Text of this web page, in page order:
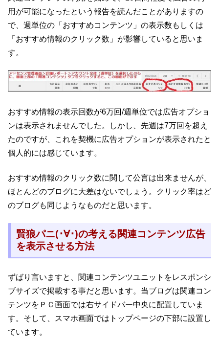
用が可能になったという報告を読んだことがありますの
で、週単位の「おすすめコンテンツ」の表示数もしくは
「おすすめ情報のクリック数」が影響していると思いま
す。
おすすめ情報の表示回数が6万回/週単位では広告オプショ
ンは表示されませんでした。しかし、先週は7万回を超え
たのですが、これを契機に広告オプションが表示されたと
個人的には感じています。
おすすめ情報のクリック数に関して公言は出来ませんが、
ほとんどのブログに大差はないでしょう。クリック率はど
のブログも同じようなものだと思います。
賢狼パニ(･∀･)の考える関連コンテンツ広告
を表示させる方法
ずばり言いますと、関連コンテンツユニットをレスポンシ
ブサイズで掲載する事だと思います。当ブログは関連コン
テンツをＰＣ画面では右サイドバー中央に配置していま
す。そして、スマホ画面ではトップページの下部に設置し
ています。